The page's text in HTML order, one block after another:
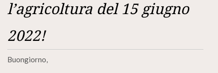
l’agricoltura del 15 giugno
2022!
Buongiorno,